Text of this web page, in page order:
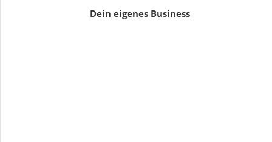
Dein eigenes Business